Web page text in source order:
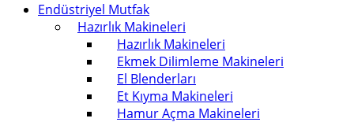
Endüstriyel Mutfak
Hazırlık Makineleri
Hazırlık Makineleri
Ekmek Dilimleme Makineleri
El Blenderları
Et Kıyma Makineleri
Hamur Açma Makineleri